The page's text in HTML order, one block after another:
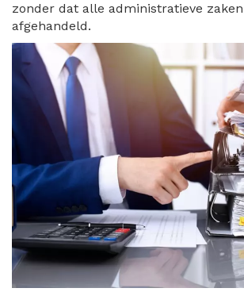
zonder dat alle administratieve
afgehandeld.